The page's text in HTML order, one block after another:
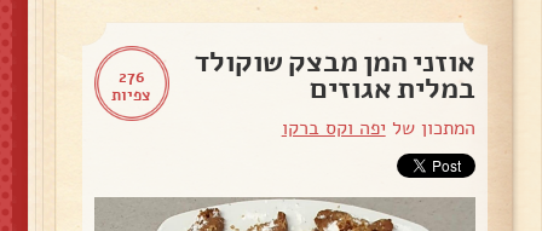
276
צפיות
אוזני המן מבצק שוקולד
במלית אגוזים
המתכון של יפה וקס ברקו